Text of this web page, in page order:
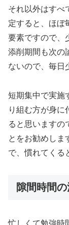
それ以外はすべ
定すると、ほぼ
要素ですので、
添削期間も次の
ないので、毎日
短期集中で実施
り組む方が身に
ると思いますの
とをお勧めしま
で、慣れてくる
隙間時間の